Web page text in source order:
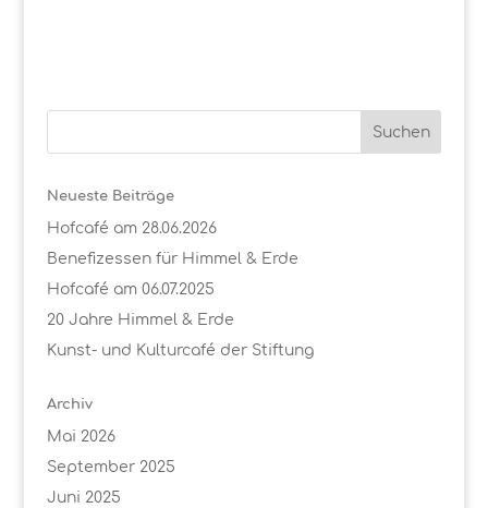
Neueste Beiträge
Hofcafé am 28.06.2026
Benefizessen für Himmel & Erde
Hofcafé am 06.07.2025
20 Jahre Himmel & Erde
Kunst- und Kulturcafé der Stiftung
Archiv
Mai 2026
September 2025
Juni 2025